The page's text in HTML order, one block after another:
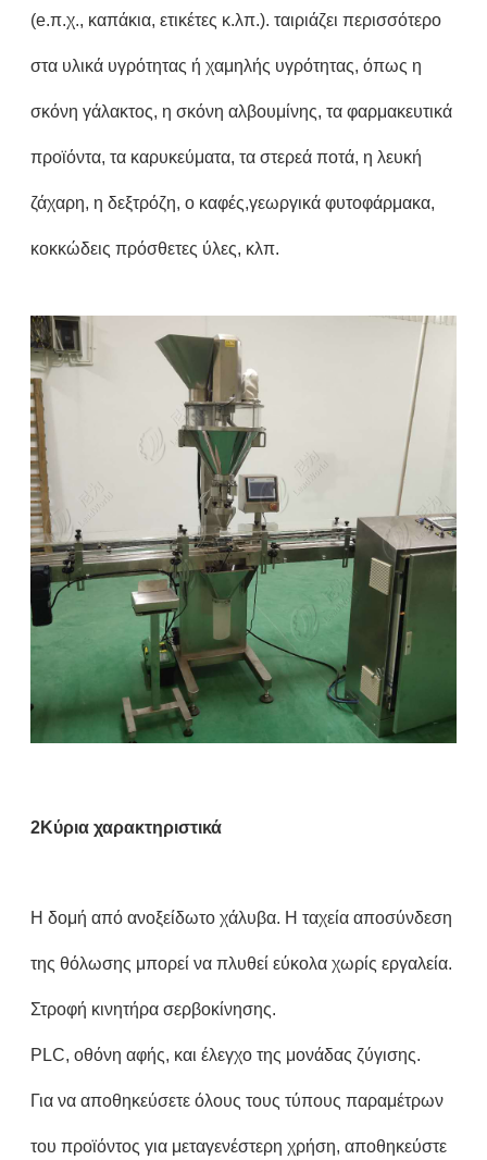
(e.π.χ., καπάκια, ετικέτες κ.λπ.). ταιριάζει περισσότερο
στα υλικά υγρότητας ή χαμηλής υγρότητας, όπως η
σκόνη γάλακτος, η σκόνη αλβουμίνης, τα φαρμακευτικά
προϊόντα, τα καρυκεύματα, τα στερεά ποτά, η λευκή
ζάχαρη, η δεξτρόζη, ο καφές,γεωργικά φυτοφάρμακα,
κοκκώδεις πρόσθετες ύλες, κλπ.
2Κύρια χαρακτηριστικά
Η δομή από ανοξείδωτο χάλυβα. Η ταχεία αποσύνδεση
της θόλωσης μπορεί να πλυθεί εύκολα χωρίς εργαλεία.
Στροφή κινητήρα σερβοκίνησης.
PLC, οθόνη αφής, και έλεγχο της μονάδας ζύγισης.
Για να αποθηκεύσετε όλους τους τύπους παραμέτρων
του προϊόντος για μεταγενέστερη χρήση, αποθηκεύστε